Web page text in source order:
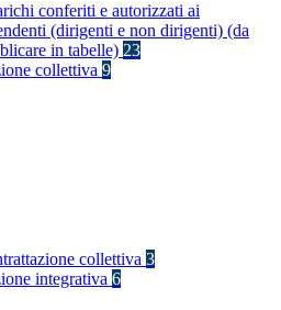
conferiti e autorizzati ai
(dirigenti e non dirigenti) (da
in tabelle) 23
collettiva 9
collettiva 3
integrativa 6